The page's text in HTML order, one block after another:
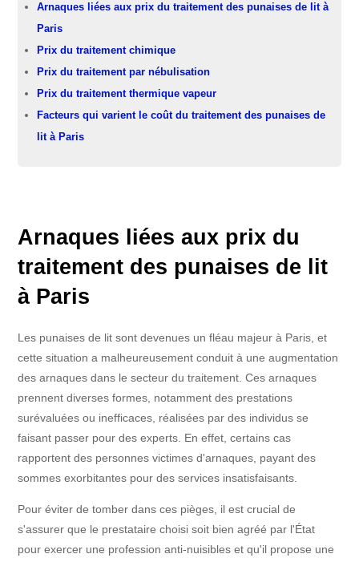
Arnaques liées aux prix du traitement des punaises de lit à
Paris
Prix du traitement chimique
Prix du traitement par nébulisation
Prix du traitement thermique vapeur
Facteurs qui varient le coût du traitement des punaises de
lit à Paris
Arnaques liées aux prix du
traitement des punaises de lit
à Paris
Les punaises de lit sont devenues un fléau majeur à Paris, et
cette situation a malheureusement conduit à une augmentation
des arnaques dans le secteur du traitement. Ces arnaques
prennent diverses formes, notamment des prestations
surévaluées ou inefficaces, réalisées par des individus se
faisant passer pour des experts. En effet, certains cas
rapportent des personnes victimes d'arnaques, payant des
sommes exorbitantes pour des services insatisfaisants.
Pour éviter de tomber dans ces pièges, il est crucial de
s'assurer que le prestataire choisi soit bien agréé par l'État
pour exercer une profession anti-nuisibles et qu'il propose une